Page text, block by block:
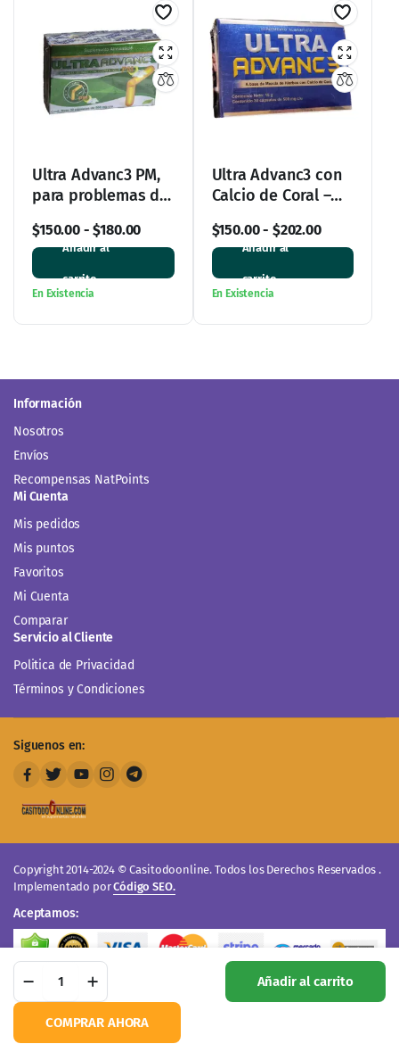
Información
Nosotros
Envíos
Recompensas NatPoints
Mi Cuenta
Mis pedidos
Mis puntos
Favoritos
Mi Cuenta
Comparar
Servicio al Cliente
Politica de Privacidad
Términos y Condiciones
Siguenos en:
Copyright 2014-2024 © Casitodoonline. Todos los Derechos Reservados .
Implementado porCódigo SEO.
Aceptamos: